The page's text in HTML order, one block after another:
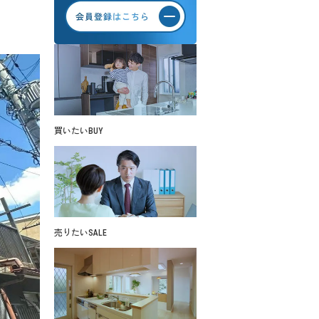
買いたい BUY
売りたいSALE